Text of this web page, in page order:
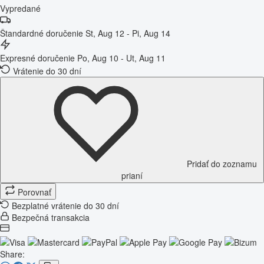
Vypredané
Štandardné doručenie St, Aug 12 - Pi, Aug 14
Expresné doručenie Po, Aug 10 - Ut, Aug 11
Vrátenie do 30 dní
Pridať do zoznamu
prianí
Porovnať
Bezplatné vrátenie do 30 dní
Bezpečná transakcia
Share: